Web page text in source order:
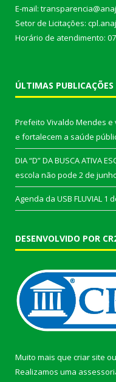
E-mail:
Setor de Licitações:
Horário de atendimento:
ÚLTIMAS PUBLICAÇÕES
Prefeito Vivaldo Mendes e
e fortalecem a saúde
DIA “D” DA BUSCA ATIVA
escola não pode 2 de
Agenda da USB FLUVIAL 1
DESENVOLVIDO POR
Muito mais que criar site ou
Realizamos uma